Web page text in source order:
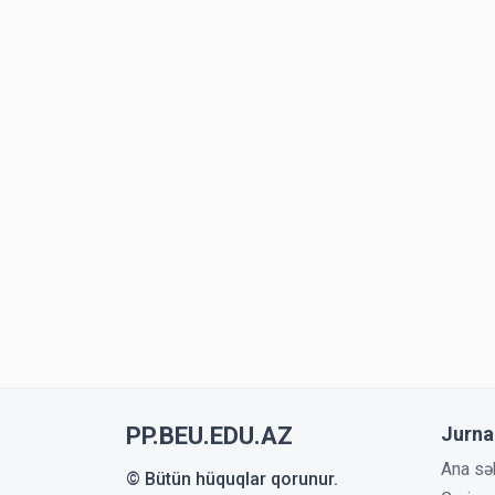
PP.BEU.EDU.AZ
© Bütün hüquqlar qorunur.
Ana